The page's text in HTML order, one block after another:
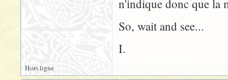
n'indique donc que la
So, wait and see...
I.
Hors ligne